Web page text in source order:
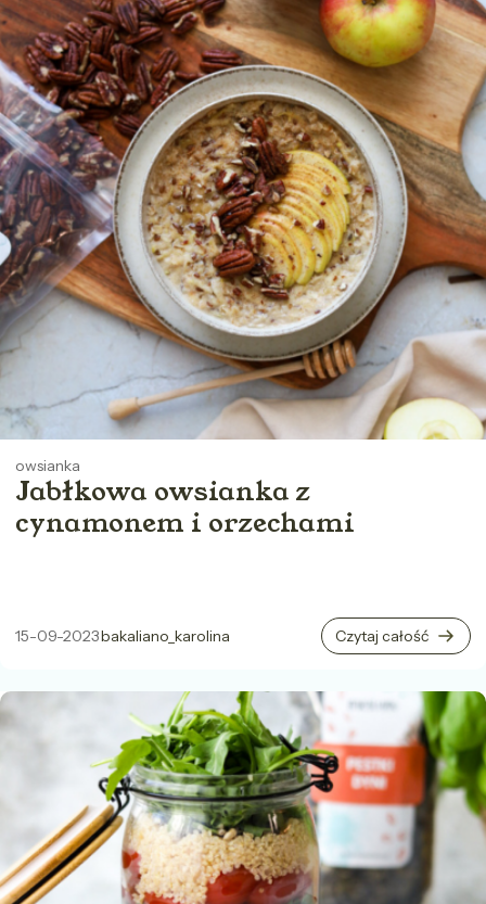
owsianka
Jabłkowa owsianka z
cynamonem i orzechami
15-09-2023bakaliano_karolina Czytaj całość